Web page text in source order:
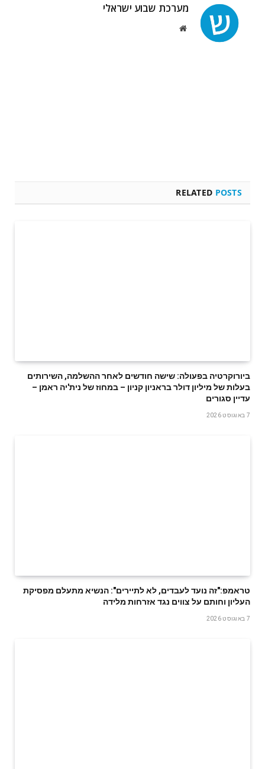
מערכת שבוע ישראלי
Website
RELATED POSTS
ביורוקרטיה בפעולה: שישה חודשים לאחר ההשלמה, השירותים
בעלות של מיליון דולר בראניון קניון – במחוז של נית'יה ראמן –
עדיין סגורים
7 באוגוסט 2026
טראמפ:"זה נועד לעבדים, לא לתיירים": הנשיא מתעלם מפסיקת
העליון וחותם על צווים נגד אזרחות מלידה
7 באוגוסט 2026